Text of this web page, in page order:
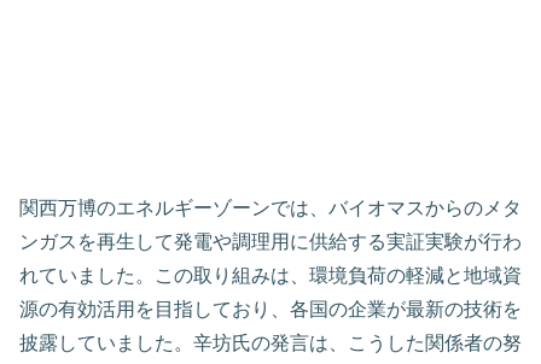
関西万博のエネルギーゾーンでは、バイオマスからのメタ
ンガスを再生して発電や調理用に供給する実証実験が行わ
れていました。この取り組みは、環境負荷の軽減と地域資
源の有効活用を目指しており、各国の企業が最新の技術を
披露していました。辛坊氏の発言は、こうした関係者の努